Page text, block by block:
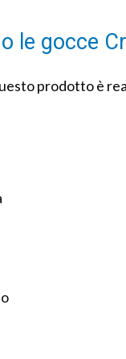
le gocce
prodotto è